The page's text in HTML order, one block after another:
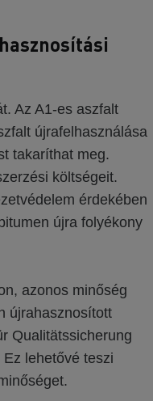
Az A1-es aszfalt
újrafelhasználása
takaríthat meg.
költségeit.
érdekében
újra folyékony
azonos minőség
újrahasznosított
Qualitätssicherung
lehetővé teszi